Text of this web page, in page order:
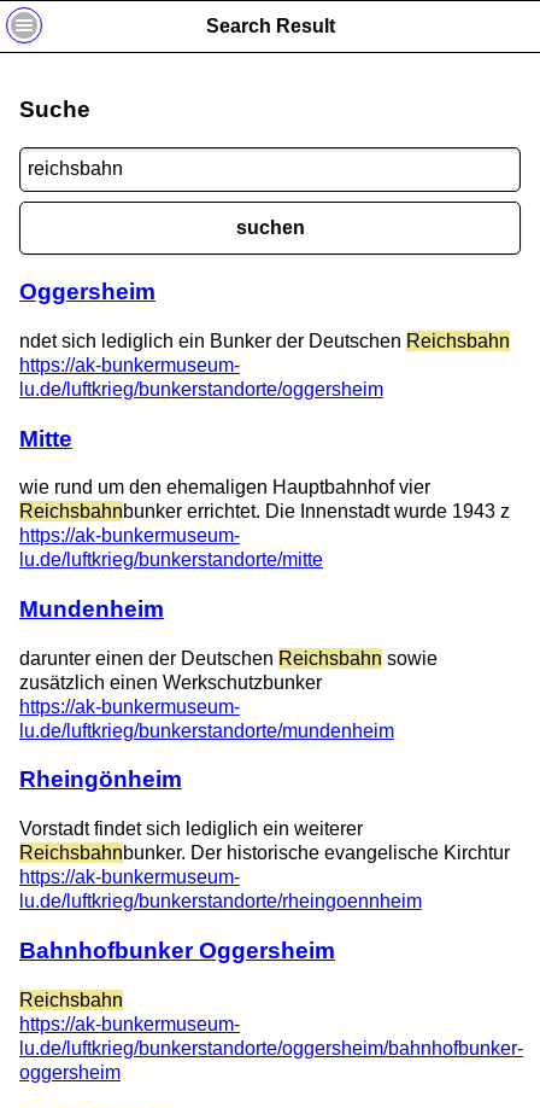
Search Result
Suche
suchen
Oggersheim
ndet sich lediglich ein Bunker der Deutschen Reichsbahn
https://ak-bunkermuseum-
lu.de/luftkrieg/bunkerstandorte/oggersheim
Mitte
wie rund um den ehemaligen Hauptbahnhof vier
Reichsbahnbunker errichtet. Die Innenstadt wurde 1943 z
https://ak-bunkermuseum-
lu.de/luftkrieg/bunkerstandorte/mitte
Mundenheim
darunter einen der Deutschen Reichsbahn sowie
zusätzlich einen Werkschutzbunker
https://ak-bunkermuseum-
lu.de/luftkrieg/bunkerstandorte/mundenheim
Rheingönheim
Vorstadt findet sich lediglich ein weiterer
Reichsbahnbunker. Der historische evangelische Kirchtur
https://ak-bunkermuseum-
lu.de/luftkrieg/bunkerstandorte/rheingoennheim
Bahnhofbunker Oggersheim
Reichsbahn
https://ak-bunkermuseum-
lu.de/luftkrieg/bunkerstandorte/oggersheim/bahnhofbunker-
oggersheim